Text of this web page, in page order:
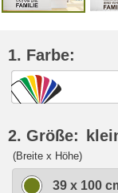
1. Farbe:
2. Größe:
(Breite x Höhe)
39 x 100